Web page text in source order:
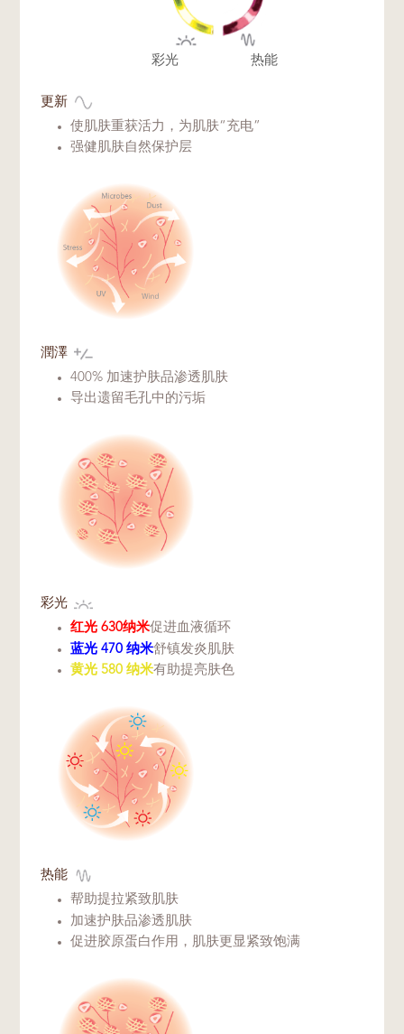
彩光 热能
更新
使肌肤重获活力，为肌肤“充电”
强健肌肤自然保护层
潤澤
400% 加速护肤品渗透肌肤
导出遗留毛孔中的污垢
彩光
红光 630纳米促进血液循环
蓝光 470 纳米舒镇发炎肌肤
黄光 580 纳米有助提亮肤色
热能
帮助提拉紧致肌肤
加速护肤品渗透肌肤
促进胶原蛋白作用，肌肤更显紧致饱满